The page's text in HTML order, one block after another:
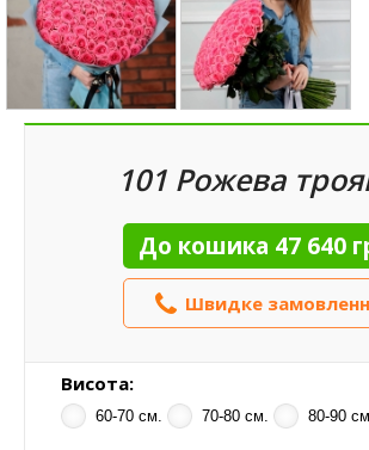
101 Рожева
До кошика 47 640
Швидке
Висота:
60-70 см. 70-80 см. 80-90 см.